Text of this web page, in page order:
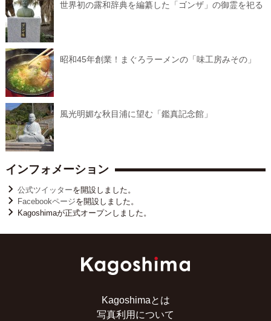
世界初の露和辞典を編纂した「ゴンザ」の御霊を祀る
昭和45年創業！まぐろラーメンの「味工房みその」
風光明媚な秋目浦に望む「鑑真記念館」
インフォメーション
公式ツイッターを開設しました。
Facebookページを開設しました。
Kagoshimaが正式オープンしました。
Kagoshimaとは
写真利用について